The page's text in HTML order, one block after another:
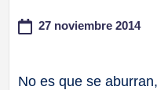
27 noviembre 2014
No es que se